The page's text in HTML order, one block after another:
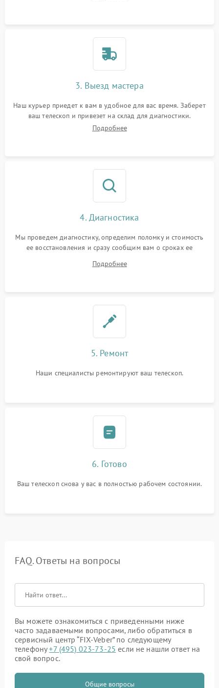
3. Выезд мастера
Наш курьер приедет к вам в удобное для вас время. Заберет
ваш телескоп и привезет на склад для диагностики.
Подробнее
4. Диагностика
Мы проведем диагностику, определим поломку и стоимость
ее восстановления и сразу сообщим вам о сроках ее
Подробнее
5. Ремонт
Наши специалисты ремонтируют ваш телескоп.
6. Готово
Ваш телескоп снова у вас в полностью рабочем состоянии.
FAQ. Ответы на вопросы
Вы можете ознакомиться с приведенными ниже
часто задаваемыми вопросами, либо обратиться в
сервисный центр “FIX-Veber” по следующему
телефону+7 (495) 023-73-25 если не нашли ответ на
свой вопрос.
Общие вопросы